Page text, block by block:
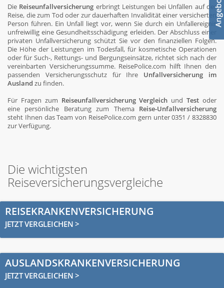
Die Reiseunfallversicherung erbringt Leistungen bei Unfällen auf der
Reise, die zum Tod oder zur dauerhaften Invalidität einer versicherten
Person führen. Ein Unfall liegt vor, wenn Sie durch ein Unfallereignis
unfreiwillig eine Gesundheitsschädigung erleiden. Der Abschluss einer
privaten Unfallversicherung schützt Sie vor den finanziellen Folgen.
Die Höhe der Leistungen im Todesfall, für kosmetische Operationen
oder für Such-, Rettungs- und Bergungseinsätze, richtet sich nach der
vereinbarten Versicherungssumme. ReisePolice.com hilft Ihnen den
passenden Versicherungsschutz für Ihre Unfallversicherung im
Ausland zu finden.
Für Fragen zum Reiseunfallversicherung Vergleich undTest oder
eine persönliche Beratung zum Thema Reise-Unfallversicherung
steht Ihnen das Team von ReisePolice.com gern unter 0351 / 8328830
zur Verfügung.
Die wichtigsten
Reiseversicherungsvergleiche
REISEKRANKENVERSICHERUNG
JETZT VERGLEICHEN >
AUSLANDSKRANKENVERSICHERUNG
JETZT VERGLEICHEN >